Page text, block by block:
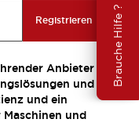
Brauche Hilfe ?
Registrieren
Anbieter
und
und ein
Maschinen und